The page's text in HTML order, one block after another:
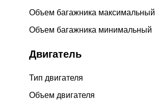
Объем багажника максимальный
Объем багажника минимальный
Двигатель
Тип двигателя
Объем двигателя